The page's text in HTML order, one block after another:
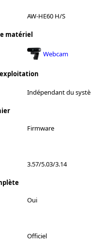
AW-HE60 H/S
matériel
Webcam
Indépendant du
Firmware
3.57/5.03/3.14
Oui
Officiel